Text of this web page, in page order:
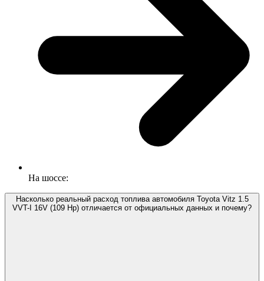
На шоссе:
Насколько реальный расход топлива автомобиля Toyota Vitz 1.5
VVT-I 16V (109 Hp) отличается от официальных данных и почему?